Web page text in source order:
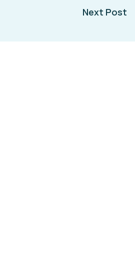
Next Post